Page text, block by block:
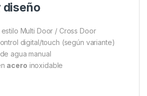
diseño
estilo Multi Door / Cross Door
digital/touch (según variante)
agua manual
acero inoxidable